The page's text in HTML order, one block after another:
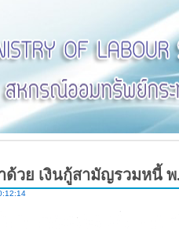
วย เงินกู้สามัญรวมหนี้ พ